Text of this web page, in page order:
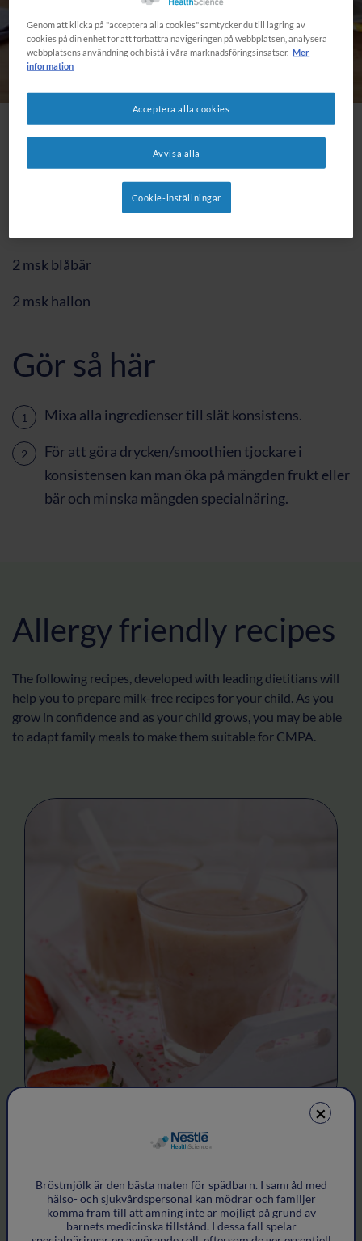
Ingredienser
2 msk blåbär
2 msk hallon
Gör så här
Mixa alla ingredienser till slät konsistens.
För att göra drycken/smoothien tjockare i
konsistensen kan man öka på mängden frukt eller
bär och minska mängden specialnäring.
Allergy friendly recipes
The following recipes, developed with leading dietitians will
help you to prepare milk-free recipes for your child. As you
grow in confidence and as your child grows, you may be able
to adapt family meals to make them suitable for CMPA.
×
Bröstmjölk är den bästa maten för spädbarn. I samråd med
hälso- och sjukvårdspersonal kan mödrar och familjer
komma fram till att amning inte är möjligt på grund av
barnets medicinska tillstånd. I dessa fall spelar
Genom att klicka på "acceptera alla cookies" samtycker du till lagring av
cookies på din enhet för att förbättra navigeringen på webbplatsen, analysera
webbplatsens användning och bistå i våra marknadsföringsinsatser. Mer
information
Avvisa alla
Acceptera alla cookies
Cookie-inställningar